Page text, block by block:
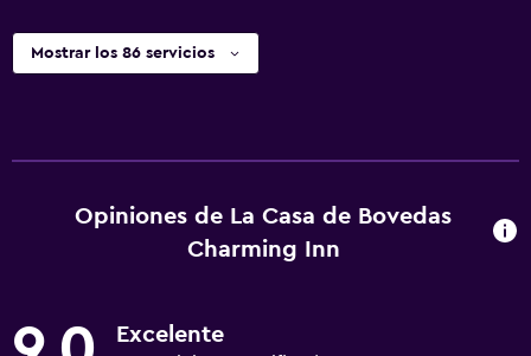
Mostrar los 86 servicios
Opiniones de La Casa de Bovedas
Charming Inn
Excelente